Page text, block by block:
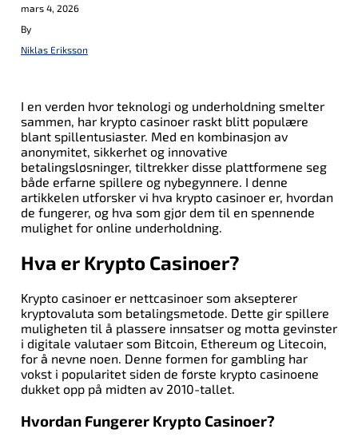
taktisk ingeniørkunst vil lyse opp banen, er
lidenskapen og støtten fra tribunen det som virkelig
gjør fotball til verdens vakreste spill.
Up Next
Real Madrid Mot Chelsea Oppstilling
Don't Miss
Ac Milan Mot Chelsea Oppstilling
mars 4, 2026
By
Niklas Eriksson
I en verden hvor teknologi og underholdning smelter
sammen, har krypto casinoer raskt blitt populære
blant spillentusiaster. Med en kombinasjon av
anonymitet, sikkerhet og innovative
betalingsløsninger, tiltrekker disse plattformene seg
både erfarne spillere og nybegynnere. I denne
artikkelen utforsker vi hva krypto casinoer er, hvordan
de fungerer, og hva som gjør dem til en spennende
mulighet for online underholdning.
Hva er Krypto Casinoer?
Krypto casinoer er nettcasinoer som aksepterer
kryptovaluta som betalingsmetode. Dette gir spillere
muligheten til å plassere innsatser og motta gevinster
i digitale valutaer som Bitcoin, Ethereum og Litecoin,
for å nevne noen. Denne formen for gambling har
vokst i popularitet siden de første krypto casinoene
dukket opp på midten av 2010-tallet.
Hvordan Fungerer Krypto Casinoer?